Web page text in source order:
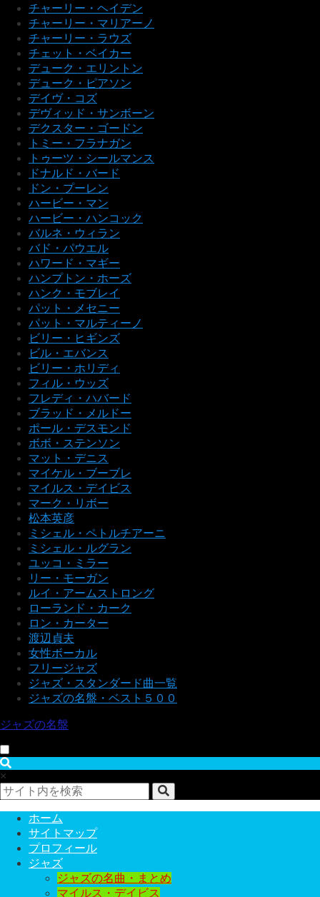
チャーリー・ヘイデン
チャーリー・マリアーノ
チャーリー・ラウズ
チェット・ベイカー
デューク・エリントン
デューク・ピアソン
デイヴ・コズ
デヴィッド・サンボーン
デクスター・ゴードン
トミー・フラナガン
トゥーツ・シールマンス
ドナルド・バード
ドン・プーレン
ハービー・マン
ハービー・ハンコック
バルネ・ウィラン
バド・パウエル
ハワード・マギー
ハンプトン・ホーズ
ハンク・モブレイ
パット・メセニー
パット・マルティーノ
ビリー・ヒギンズ
ビル・エバンス
ビリー・ホリディ
フィル・ウッズ
フレディ・ハバード
ブラッド・メルドー
ポール・デスモンド
ボボ・ステンソン
マット・デニス
マイケル・ブーブレ
マイルス・デイビス
マーク・リボー
松本英彦
ミシェル・ペトルチアーニ
ミシェル・ルグラン
ユッコ・ミラー
リー・モーガン
ルイ・アームストロング
ローランド・カーク
ロン・カーター
渡辺貞夫
女性ボーカル
フリージャズ
ジャズ・スタンダード曲一覧
ジャズの名盤・ベスト５００
ジャズの名盤
×
ホーム
サイトマップ
プロフィール
ジャズ
ジャズの名曲・まとめ
マイルス・デイビス